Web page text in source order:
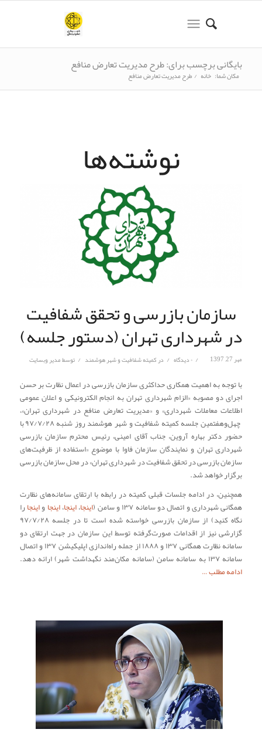
بایگانی برچسب برای: طرح مدیریت تعارض منافع
مکان شما: خانه / طرح مدیریت تعارض منافع
نوشته‌ها
سازمان بازرسی و تحقق شفافیت
در شهرداری تهران (دستور جلسه)
مهر 27, 1397 / ۰ دیدگاه / درکمیته شفافیت و شهر هوشمند / توسطمدیر وبسایت
با توجه به اهمیت همکاری حداکثری سازمان بازرسی در اعمال نظارت بر حسن
اجرای دو مصوبه «الزام شهرداری تهران به انجام الکترونیکی و اعلان عمومی
اطلاعات معاملات شهرداری» و «مدیریت تعارض منافع در شهرداری تهران»،
چهل‌وهفتمین جلسه کمیته شفافیت و شهر هوشمند روز شنبه ۹۷/۷/۲۸ با
حضور دکتر بهاره آروین، جناب آقای امینی، رئیس محترم سازمان بازرسی
شهرداری تهران و نمایندگان سازمان فاوا با موضوع «استفاده از ظرفیت‌های
سازمان بازرسی در تحقق شفافیت در شهرداری تهران» در محل سازمان بازرسی
برگزار خواهد شد.
همچنین، در ادامه جلسات قبلی کمیته در رابطه با ارتقای سامانه‌های نظارت
همگانی شهرداری و اتصال دو سامانه ۱۳۷ و سامن (
اینجا،اینجا،اینجاواینجارا
نگاه کنید) از سازمان بازرسی خواسته شده است تا در جلسه ۹۷/۷/۲۸
گزارشی نیز از اقدامات صورت‌گرفته توسط این سازمان در جهت ارتقای دو
سامانه نظارت همگانی ۱۳۷ و ۱۸۸۸ از جمله راه‌اندازی اپلیکیشن ۱۳۷ و اتصال
سامانه ۱۳۷ به سامانه سامن (سامانه مکان‌مند نگهداشت شهر) ارائه دهد.
ادامه مطلب …